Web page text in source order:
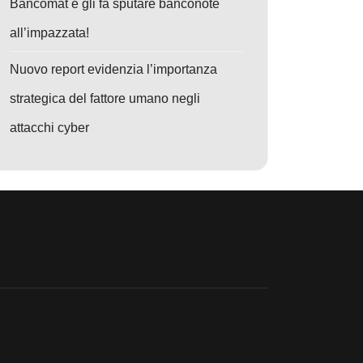
degli sviluppatori
Cyber Spionaggio Iraniano 2026: phishing lavoro e SEO poisoning
Bancomat e gli fa sputare banconote
all’impazzata!
Nuovo report evidenzia l’importanza
strategica del fattore umano negli
attacchi cyber